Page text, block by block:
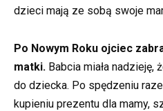
dzieci mają ze sobą swoje
Po Nowym Roku ojciec
matki. Babcia miała
do dziecka. Po spędzeniu
kupieniu prezentu dla mamy,